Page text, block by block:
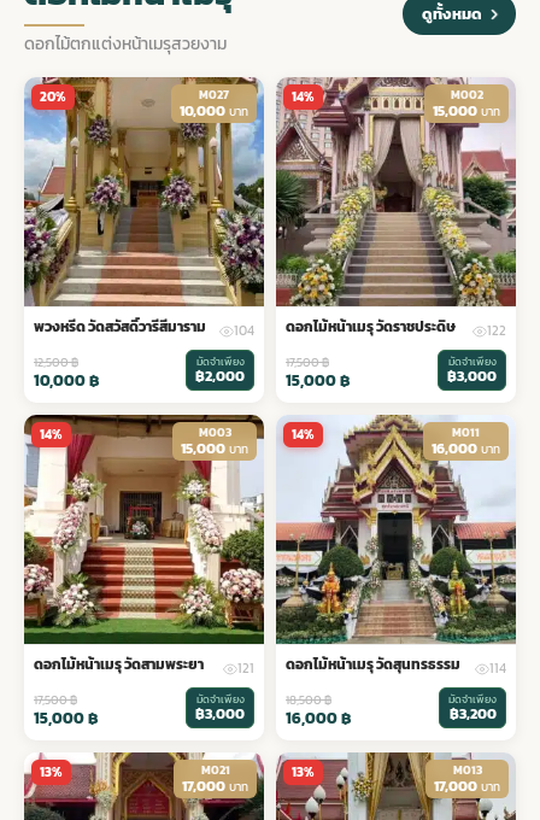
tpdecorate ปูพื้น
ดอกไม้ตกแต่งหน้าเมรุสวยงาม
ดูทั้งหมด
20% M027
10,000 บาท
พวงหรีด วัดสวัสดิ์วารีสีมาราม 104
12,500฿
10,000฿
มัดจำเพียง
฿2,000
14% M002
15,000 บาท
ดอกไม้หน้าเมรุ วัดราชประดิษ 122
17,500฿
15,000฿
มัดจำเพียง
฿3,000
14% M003
15,000 บาท
ดอกไม้หน้าเมรุ วัดสามพระยา 121
17,500฿
15,000฿
มัดจำเพียง
฿3,000
14% M011
16,000 บาท
ดอกไม้หน้าเมรุ วัดสุนทรธรรม 114
18,500฿
16,000฿
มัดจำเพียง
฿3,200
13% M021
17,000 บาท
13% M013
17,000 บาท